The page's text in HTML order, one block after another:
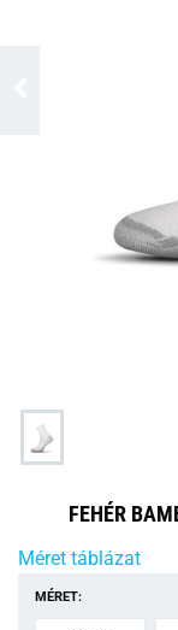
FEHÉR
Méret táblázat
MÉRET: